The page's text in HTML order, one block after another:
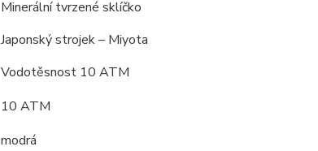
Minerální tvrzené sklíčko
Japonský strojek – Miyota
Vodotěsnost 10 ATM
10 ATM
modrá